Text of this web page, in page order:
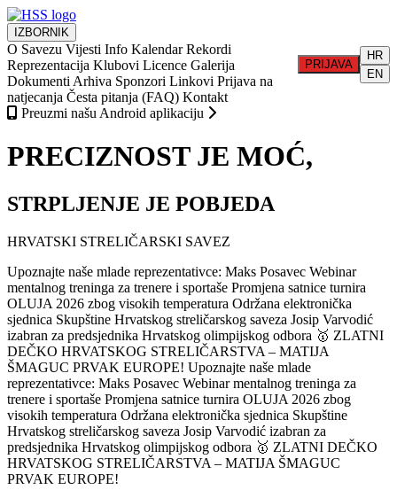
IZBORNIK
O Savezu Vijesti Info Kalendar Rekordi
Reprezentacija Klubovi Licence Galerija
Dokumenti Arhiva Sponzori Linkovi Prijava na
natjecanja Česta pitanja (FAQ) Kontakt
PRIJAVA
HR
EN
Preuzmi našu Android aplikaciju
PRECIZNOST JE MOĆ,
STRPLJENJE JE POBJEDA
HRVATSKI STRELIČARSKI SAVEZ
Upoznajte naše mlade reprezentativce: Maks Posavec Webinar
mentalnog treninga za trenere i sportaše Promjena satnice turnira
OLUJA 2026 zbog visokih temperatura Održana elektronička
sjednica Skupštine Hrvatskog streličarskog saveza Josip Varvodić
izabran za predsjednika Hrvatskog olimpijskog odbora 🥇 ZLATNI
DEČKO HRVATSKOG STRELIČARSTVA – MATIJA
ŠMAGUC PRVAK EUROPE! Upoznajte naše mlade
reprezentativce: Maks Posavec Webinar mentalnog treninga za
trenere i sportaše Promjena satnice turnira OLUJA 2026 zbog
visokih temperatura Održana elektronička sjednica Skupštine
Hrvatskog streličarskog saveza Josip Varvodić izabran za
predsjednika Hrvatskog olimpijskog odbora 🥇 ZLATNI DEČKO
HRVATSKOG STRELIČARSTVA – MATIJA ŠMAGUC
PRVAK EUROPE!